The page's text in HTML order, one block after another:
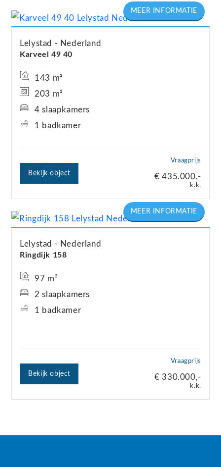
Karveel 49 40
Lelystad Nederland
Vraagprijs
€ 435.000,-
k.k.
143 m²
203 m²
4 slaapkamers
1 badkamer
Bekijk object
Ringdijk 158
Lelystad Nederland
Vraagprijs
€ 330.000,-
k.k.
97 m²
2 slaapkamers
1 badkamer
Bekijk object